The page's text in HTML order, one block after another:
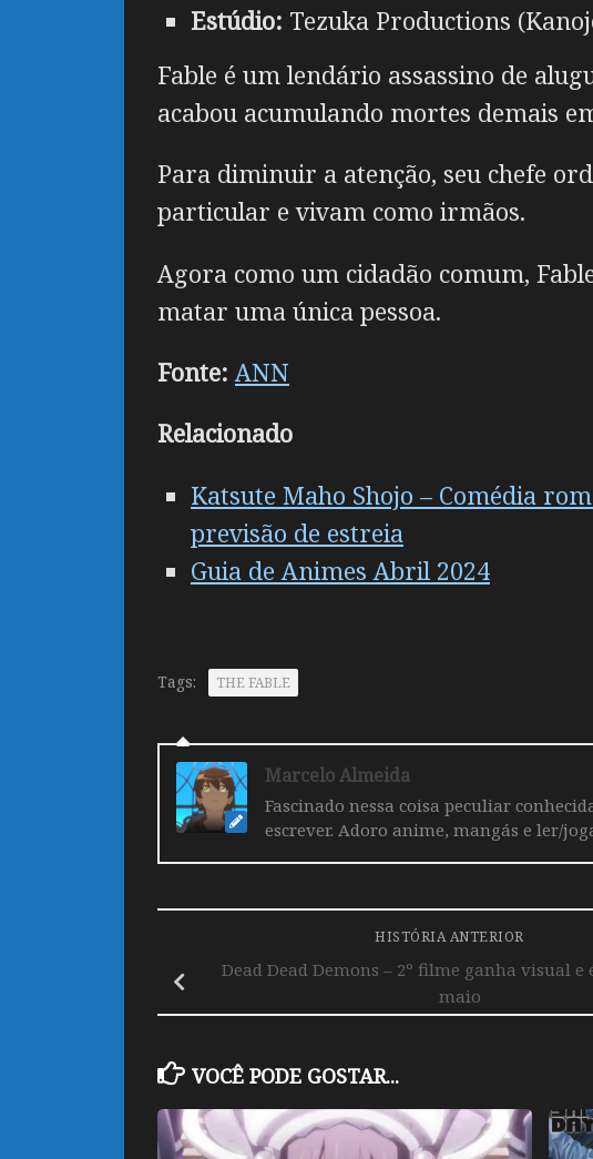
Estúdio: Tezuka Productions
Fable é um lendário assassino de
acabou acumulando mortes demais
Para diminuir a atenção, seu chefe
particular e vivam como irmãos.
Agora como um cidadão comum,
matar uma única pessoa.
Fonte: ANN
Relacionado
Katsute Maho Shojo – Comédia
previsão de estreia
Guia de Animes Abril 2024
Tags: THE FABLE
Marcelo Almeida
Fascinado nessa coisa peculiar
escrever. Adoro anime, mangás e ler/
HISTÓRIA ANTERIOR
Dead Dead Demons – 2º filme ganha visual e
maio
VOCÊ PODE GOSTAR...